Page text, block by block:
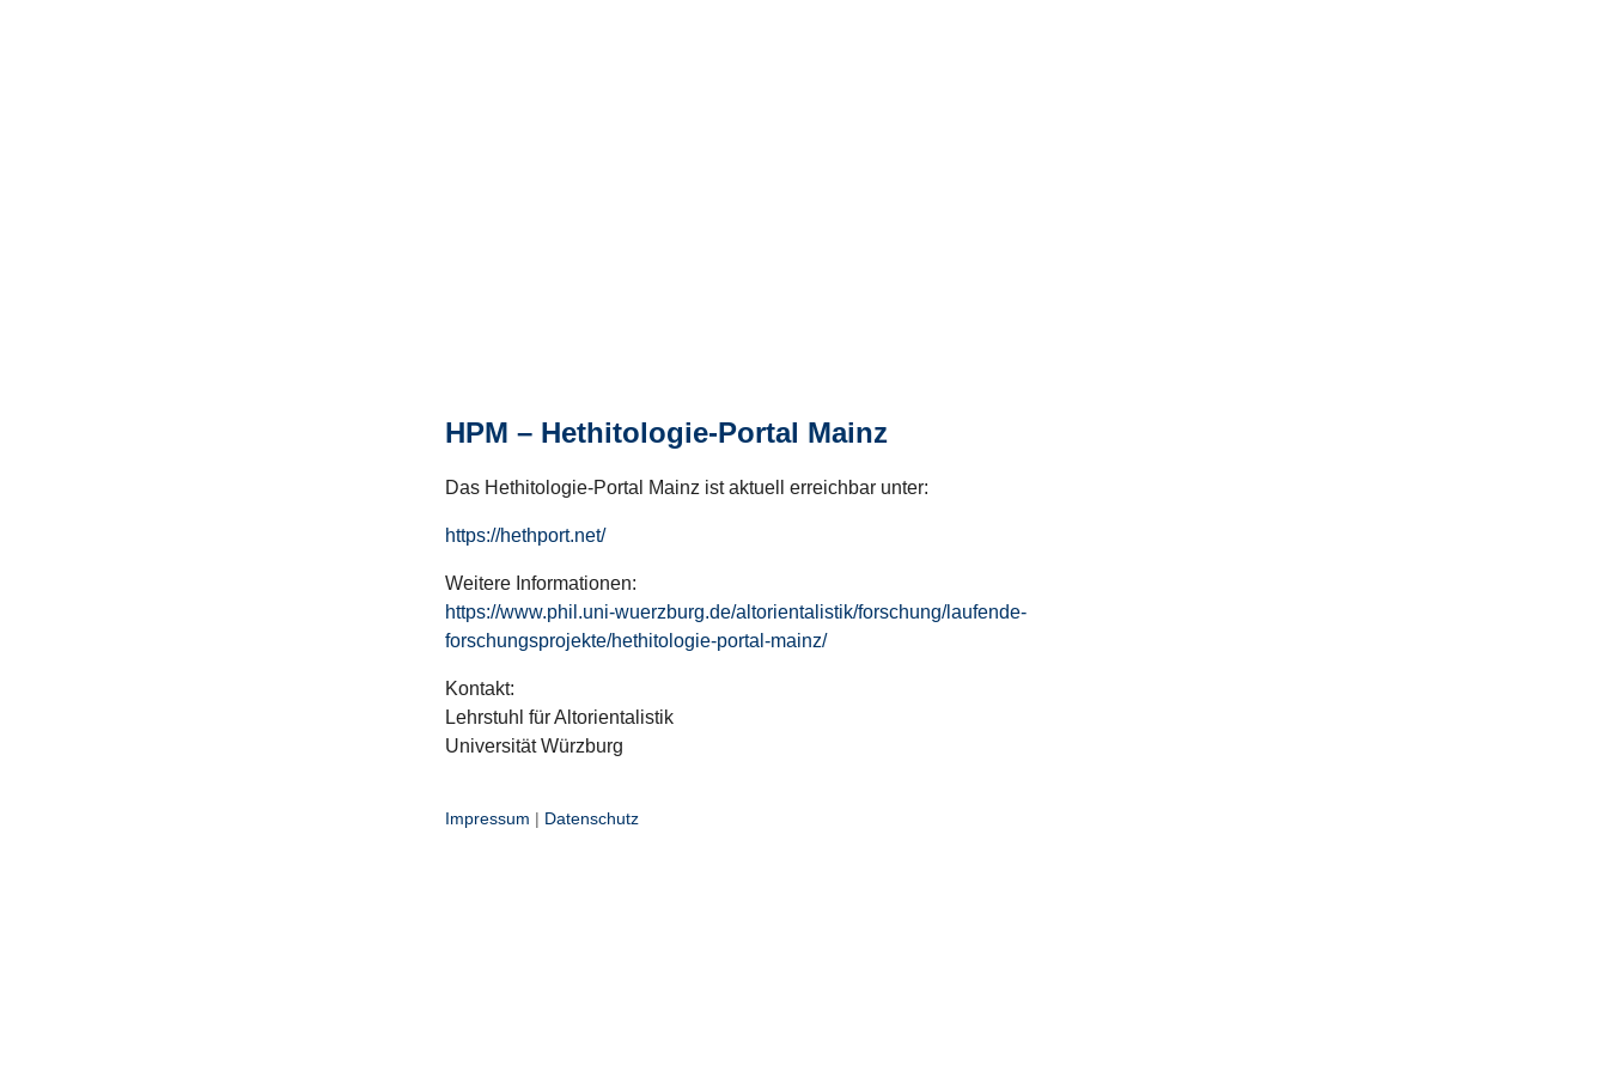
HPM – Hethitologie-Portal Mainz
Das Hethitologie-Portal Mainz ist aktuell erreichbar unter:
https://hethport.net/
Weitere Informationen:
https://www.phil.uni-wuerzburg.de/altorientalistik/forschung/laufende-
forschungsprojekte/hethitologie-portal-mainz/
Kontakt:
Lehrstuhl für Altorientalistik
Universität Würzburg
Impressum | Datenschutz